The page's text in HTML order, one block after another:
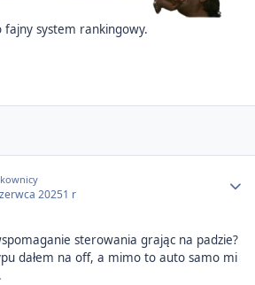
fajny system rankingowy.
20251 r
sterowania grając na padzie?
dałem na off, a mimo to auto samo mi